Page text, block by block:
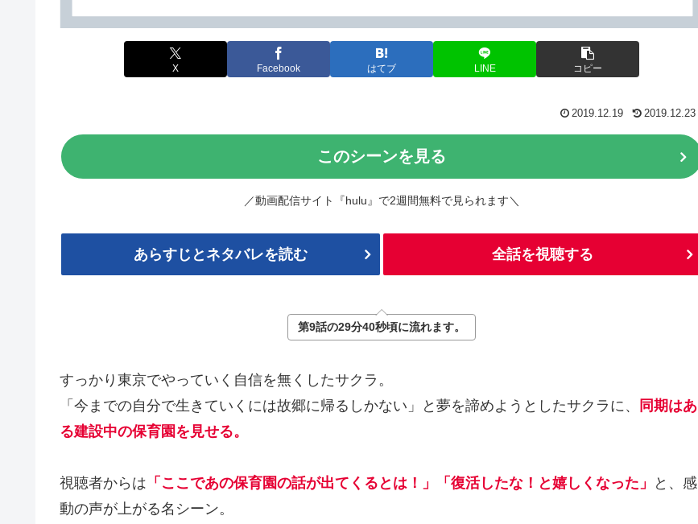
X Facebook はてブ LINE コピー
2019.12.19 2019.12.23
このシーンを見る
／動画配信サイト『hulu』で2週間無料で見られます＼
あらすじとネタバレを読む 全話を視聴する
第9話の29分40秒頃に流れます。
すっかり東京でやっていく自信を無くしたサクラ。
「今までの自分で生きていくには故郷に帰るしかない」と夢を諦めようとしたサクラに、
同期はあ
る建設中の保育園を見せる。
視聴者からは 「ここであの保育園の話が出てくるとは！」「復活したな！と嬉しくなった」
と、感
動の声が上がる名シーン。